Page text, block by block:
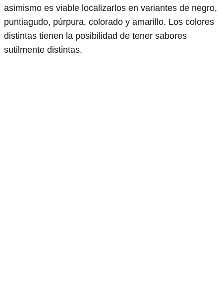
asimismo es viable localizarlos en variantes de negro,
puntiagudo, púrpura, colorado y amarillo. Los colores
distintas tienen la posibilidad de tener sabores
sutilmente distintas.